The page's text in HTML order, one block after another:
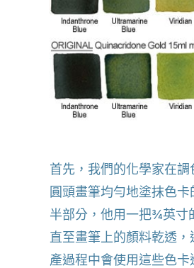
首先，我們的化學家在
圓頭畫筆均勻地塗抹色
半部分，他用一把¾英寸
直至畫筆上的顏料乾透
產過程中會使用這些色